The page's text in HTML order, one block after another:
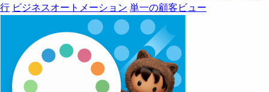
行 ビジネスオートメーション 単一の顧客ビュー